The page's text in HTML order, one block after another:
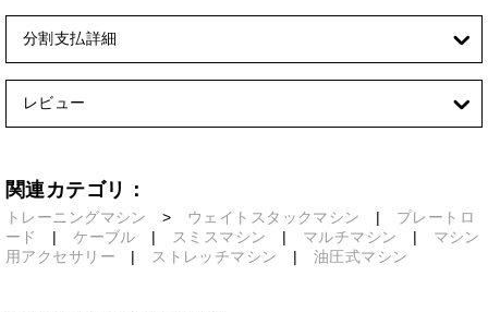
分割支払詳細
レビュー
関連カテゴリ：
トレーニングマシン > ウェイトスタックマシン | プレートロ
ード
|ケーブル | スミスマシン | マルチマシン | マシン
用アクセサリー | ストレッチマシン | 油圧式マシン